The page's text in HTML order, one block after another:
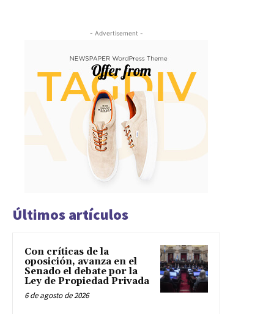
- Advertisement -
Últimos artículos
Con críticas de la
oposición, avanza en el
Senado el debate por la
Ley de Propiedad Privada
6 de agosto de 2026